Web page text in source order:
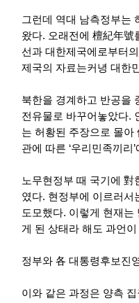
그런데 역대 남측정부는
왔다. 오래전에 檀紀年號
선과 대한제국에로부터
제국의 자료는커녕 대한
북한을 경계하고 반공을
전유물로 바꾸어놓았다.
는 허황된 주장으로 몰아
관에 따른 ‘우리민족끼리
노무현정부 때 국기에
였다. 현정부에 이르러
도모했다. 이렇게 현재
게 된 상태라 해도 과언이
정부와 各 대통령후보진
이와 같은 과정은 양측